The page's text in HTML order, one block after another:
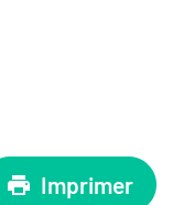
Imprimer